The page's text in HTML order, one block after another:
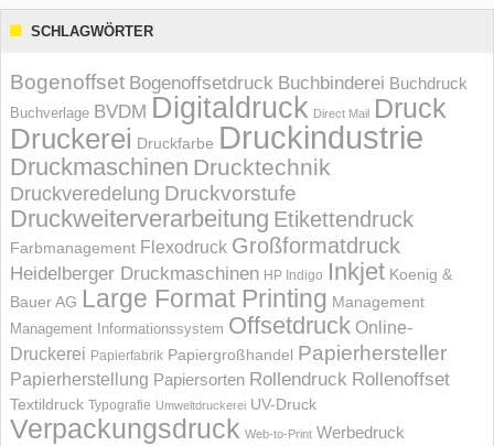
SCHLAGWÖRTER
Bogenoffset Bogenoffsetdruck Buchbinderei Buchdruck
Buchverlage BVDM Digitaldruck Direct Mail Druck
Druckerei Druckfarbe Druckindustrie
Druckmaschinen Drucktechnik
Druckveredelung Druckvorstufe
Druckweiterverarbeitung Etikettendruck
Farbmanagement Flexodruck Großformatdruck
Heidelberger Druckmaschinen HP Indigo Inkjet Koenig &
Bauer AG Large Format Printing Management
Management Informations­system Offsetdruck Online-
Druckerei Papierfabrik Papiergroßhandel Papierhersteller
Papierherstellung Papiersorten Rollendruck Rollenoffset
Textildruck Typografie Umweltdruckerei UV-Druck
Verpackungsdruck Web-to-Print Werbedruck